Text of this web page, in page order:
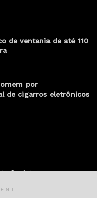
de ventania de até 110
por
de cigarros eletrônicos
Contato